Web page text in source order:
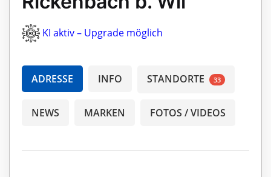
KI aktiv – Upgrade möglich
ADRESSE INFO STANDORTE 33
NEWS MARKEN FOTOS / VIDEOS